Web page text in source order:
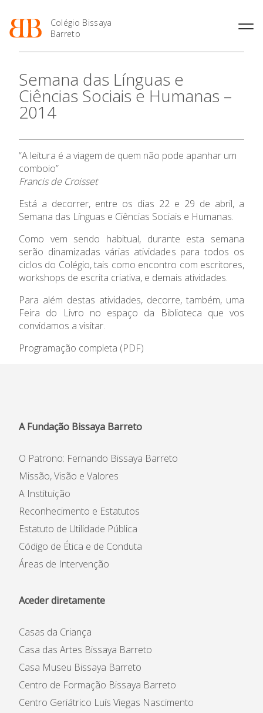
Colégio Bissaya
Barreto
Projeto Educativo
Organização
Colaboradores Docentes
Instalações
Ofertas de emprego
Jornal “O Coreto”
Oferta Formativa
Enriquecimento Curricular
Oferta Curricular
Atividades Extracurriculares
Atividades de Interrupção
Letiva
Profissionais
Matrículas
Horários e Manuais
Termalismo
Curso de Técnico/a de Apoio
à Família e à Comunidade
Ofertas de Emprego
Ano Letivo
2027
Calendários
Portal do Professor
de Educação
SIGE
Secretariado de Exames
Admissão
Informações
APEE
Notícias
Semana das Línguas e
Ciências Sociais e Humanas –
2014
“A leitura é a viagem de quem não pode apanhar um
comboio”
Francis de Croisset
Está a decorrer, entre os dias 22 e 29 de abril, a
Semana das Línguas e Ciências Sociais e Humanas.
Como vem sendo habitual, durante esta semana
serão dinamizadas várias atividades para todos os
ciclos do Colégio, tais como encontro com escritores,
workshops de escrita criativa, e demais atividades.
Para além destas atividades, decorre, também, uma
Feira do Livro no espaço da Biblioteca que vos
convidamos a visitar.
Programação completa (PDF)
A Fundação Bissaya Barreto
O Patrono: Fernando Bissaya Barreto
Missão, Visão e Valores
A Instituição
Reconhecimento e Estatutos
Estatuto de Utilidade Pública
Código de Ética e de Conduta
Áreas de Intervenção
Aceder diretamente
Casas da Criança
Casa das Artes Bissaya Barreto
Casa Museu Bissaya Barreto
Centro de Formação Bissaya Barreto
Centro Geriátrico Luís Viegas Nascimento